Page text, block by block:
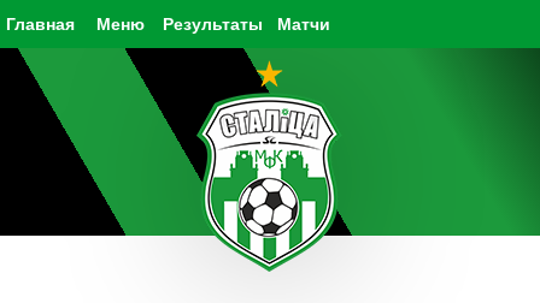
Главная Результаты Матчи
Меню